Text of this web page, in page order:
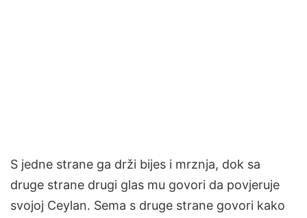
S jedne strane ga drži bijes i mrznja, dok sa
druge strane drugi glas mu govori da povjeruje
svojoj Ceylan. Sema s druge strane govori kako